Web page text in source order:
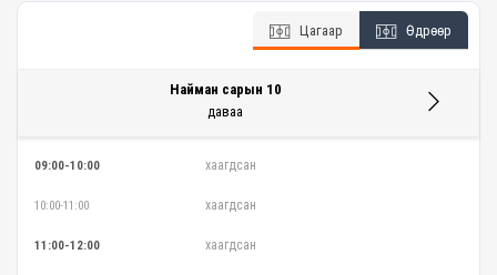
Цагаар Өдрөөр
Найман сарын 10
даваа
09:00-10:00 хаагдсан
10:00-11:00 хаагдсан
11:00-12:00 хаагдсан